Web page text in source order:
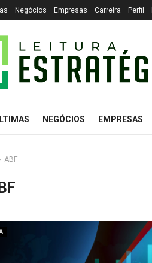
Negócios Empresas Carreira Perfil
NEGÓCIOS EMPRESAS
ABF